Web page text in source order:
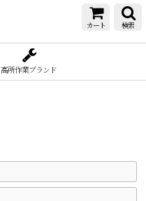
カート 検索
高所作業ブランド